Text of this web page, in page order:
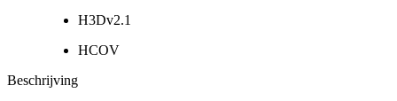
H3Dv2.1
HCOV
Beschrijving